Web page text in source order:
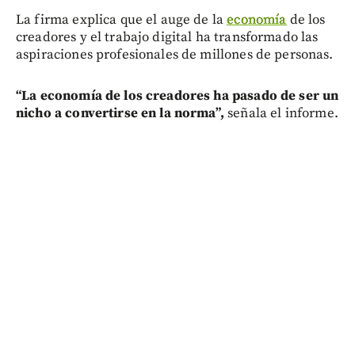
La firma explica que el auge de laeconomía de los
creadores y el trabajo digital ha transformado las
aspiraciones profesionales de millones de personas.
“La economía de los creadores ha pasado de ser un
nicho a convertirse en la norma”, señala el informe.